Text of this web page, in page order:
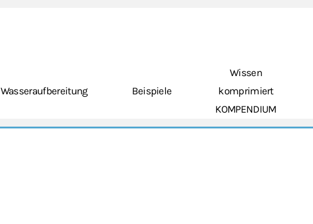
Wasseraufbereitung Beispiele
Wissen
komprimiert
KOMPENDIUM